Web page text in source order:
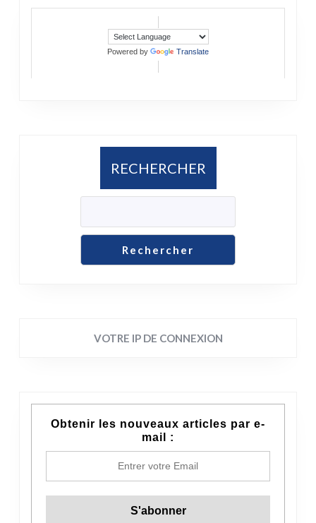
Powered by Translate
RECHERCHER
Rechercher
VOTRE IP DE CONNEXION
Obtenir les nouveaux articles par e-
mail :